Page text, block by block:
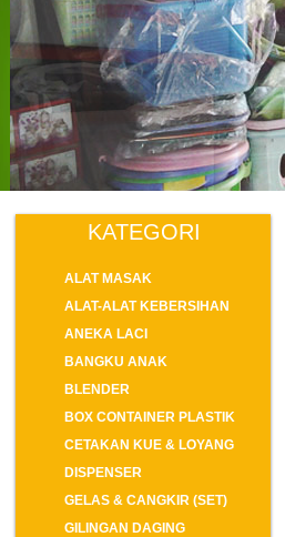
KATEGORI
ALAT MASAK
ALAT-ALAT KEBERSIHAN
ANEKA LACI
BANGKU ANAK
BLENDER
BOX CONTAINER PLASTIK
CETAKAN KUE & LOYANG
DISPENSER
GELAS & CANGKIR (SET)
GILINGAN DAGING